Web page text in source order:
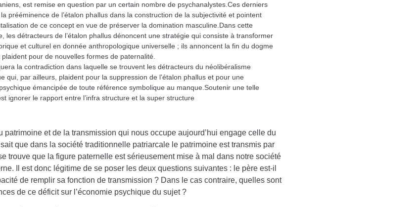
est remise en question par un certain nombre de psychanalystes.Ces derniers
prééminence de l’étalon phallus dans la construction de la subjectivité et pointent
de ce concept en vue de préserver la domination masculine.Dans cette
les détracteurs de l’étalon phallus dénoncent une stratégie qui consiste à transformer
et culturel en donnée anthropologique universelle ; ils annoncent la fin du dogme
pour de nouvelles formes de paternalité.
la contradiction dans laquelle se trouvent les détracteurs du néolibéralisme
qui, par ailleurs, plaident pour la suppression de l’étalon phallus et pour une
émancipée de toute référence symbolique au manque.Soutenir une telle
ignorer le rapport entre l’infra structure et la super structure
patrimoine et de la transmission qui nous occupe aujourd’hui engage celle du
que dans la société traditionnelle patriarcale le patrimoine est transmis par
trouve que la figure paternelle est sérieusement mise à mal dans notre société
Il est donc légitime de se poser les deux questions suivantes : le père est-il
de remplir sa fonction de transmission ? Dans le cas contraire, quelles sont
de ce déficit sur l’économie psychique du sujet ?